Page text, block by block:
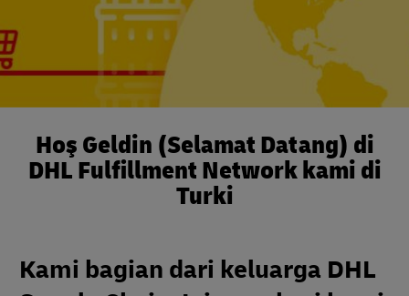
Hoş Geldin (Selamat Datang) di
DHL Fulfillment Network kami di
Turki
Kami bagian dari keluarga DHL